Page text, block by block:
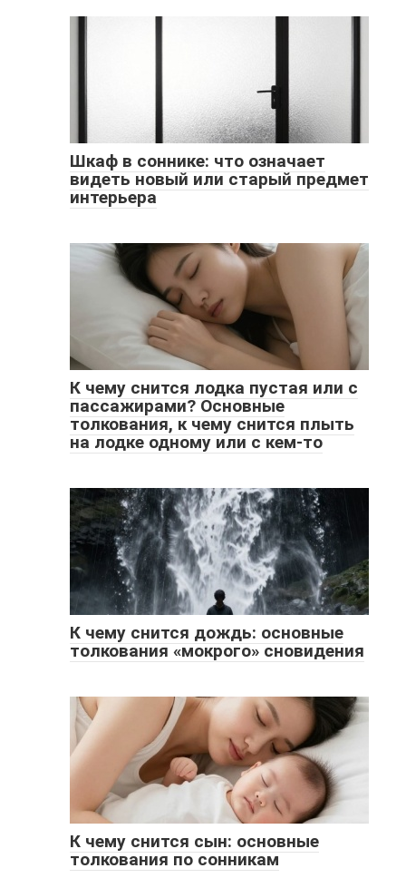
Шкаф в соннике: что означает
видеть новый или старый предмет
интерьера
К чему снится лодка пустая или с
пассажирами? Основные
толкования, к чему снится плыть
на лодке одному или с кем-то
К чему снится дождь: основные
толкования «мокрого» сновидения
К чему снится сын: основные
толкования по сонникам